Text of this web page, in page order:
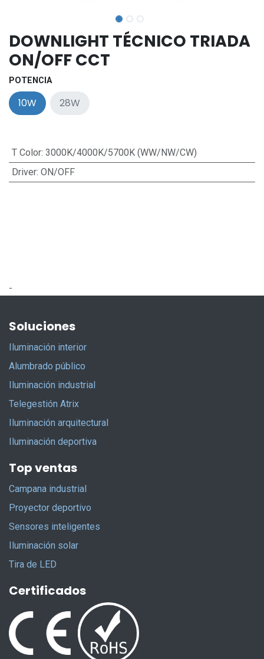
DOWNLIGHT TÉCNICO TRIADA
ON/OFF CCT
POTENCIA
10W 28W
T Color: 3000K/4000K/5700K (WW/NW/CW)
Driver: ON/OFF
-
Soluciones
Iluminación interior
Alumbrado público
Iluminación industrial
Telegestión Atrix
Iluminación arquitectural
Iluminación deportiva
Top ventas
Campana industrial
Proyector deportivo
Sensores inteligentes
Iluminación solar
Tira de LED
Certificados